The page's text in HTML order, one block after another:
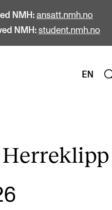
NMH: ansatt.nmh.no
NMH: student.nmh.no
EN
Herreklipp